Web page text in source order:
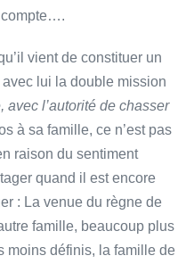
compte….
vient de constituer un
lui la double mission
l’autorité de chasser
à sa famille, ce n’est pas
raison du sentiment
quand il est encore
: La venue du règne de
famille, beaucoup plus
moins définis, la famille de